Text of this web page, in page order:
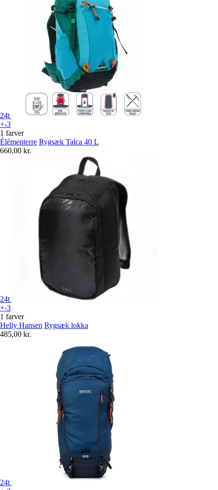
24t
+-3
1 farver
Élémenterre Rygsæk Talca 40 L
660,00 kr.
24t
+-3
1 farver
Helly Hansen Rygsæk lokka
485,00 kr.
24t